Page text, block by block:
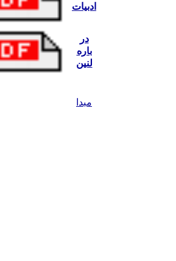
ادبيات
در
باره
لنین
مبدا